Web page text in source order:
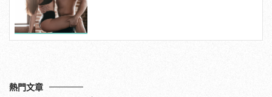
熱門文章